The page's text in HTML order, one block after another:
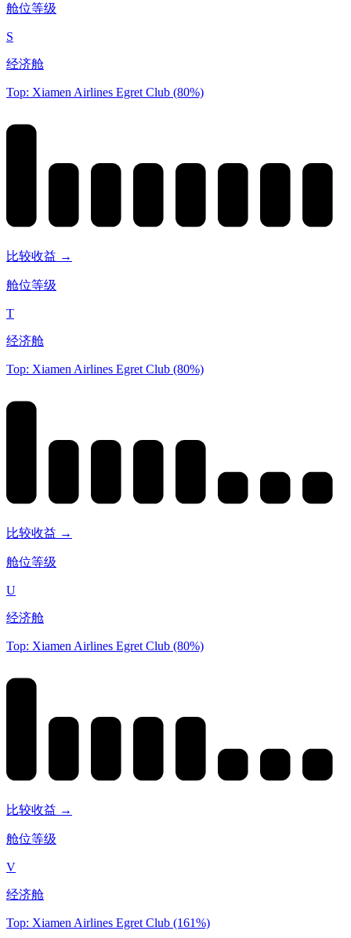
舱位等级
S
经济舱
Top: Xiamen Airlines Egret Club (80%)
比较收益 →
舱位等级
T
经济舱
Top: Xiamen Airlines Egret Club (80%)
比较收益 →
舱位等级
U
经济舱
Top: Xiamen Airlines Egret Club (80%)
比较收益 →
舱位等级
V
经济舱
Top: Xiamen Airlines Egret Club (161%)